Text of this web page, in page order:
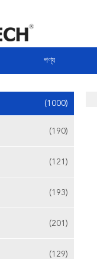
পণ্য
(1000)
(190)
(121)
(193)
(201)
(129)